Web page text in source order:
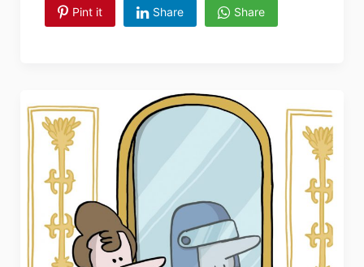
Pint it Share Share